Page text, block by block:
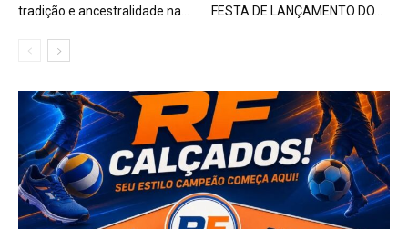
tradição e ancestralidade na...
FESTA DE LANÇAMENTO DO...